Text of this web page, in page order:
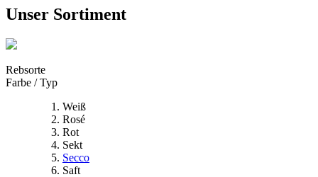
Unser Sortiment
Rebsorte
Farbe / Typ
Weiß
Rosé
Rot
Sekt
Secco
Saft